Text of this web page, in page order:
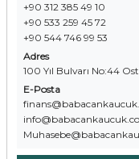
+90 312 385 49 10
+90 533 259 45 72
+90 544 746 99 53
Adres
100 Yıl Bulvarı No:44
E-Posta